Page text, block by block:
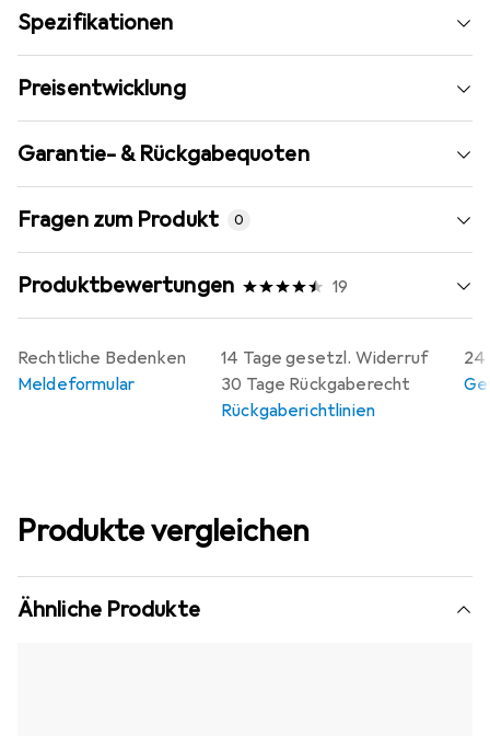
Spezifikationen
Preisentwicklung
Garantie- & Rückgabequoten
Fragen zum Produkt 0
Produktbewertungen 19
14 Tage gesetzl. Widerruf
30 Tage Rückgaberecht
Rückgaberichtlinien
24
Rechtliche Bedenken
Meldeformular
Produkte vergleichen
Ähnliche Produkte